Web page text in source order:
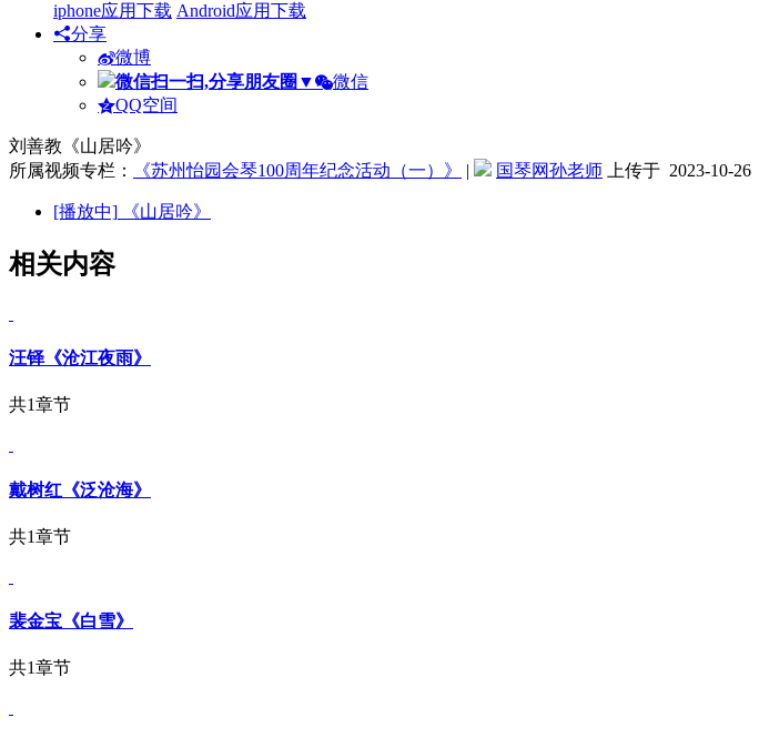
iphone应用下载 Android应用下载
分享
微博
微信扫一扫,分享朋友圈 ▼
微信
QQ空间
刘善教《山居吟》
所属视频专栏：
《苏州怡园会琴100周年纪念活动（一）》 | 国琴网孙老师 上传于 2023-10-26
[播放中] 《山居吟》
相关内容
汪铎《沧江夜雨》
共1章节
戴树红《泛沧海》
共1章节
裴金宝《白雪》
共1章节